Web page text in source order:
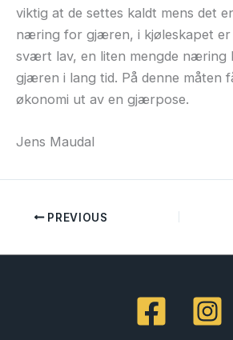
viktig at de settes kaldt mens det
næring for gjæren, i kjøleskapet
svært lav, en liten mengde næring
gjæren i lang tid. På denne måten
økonomi ut av en gjærpose.
Jens Maudal
PREVIOUS